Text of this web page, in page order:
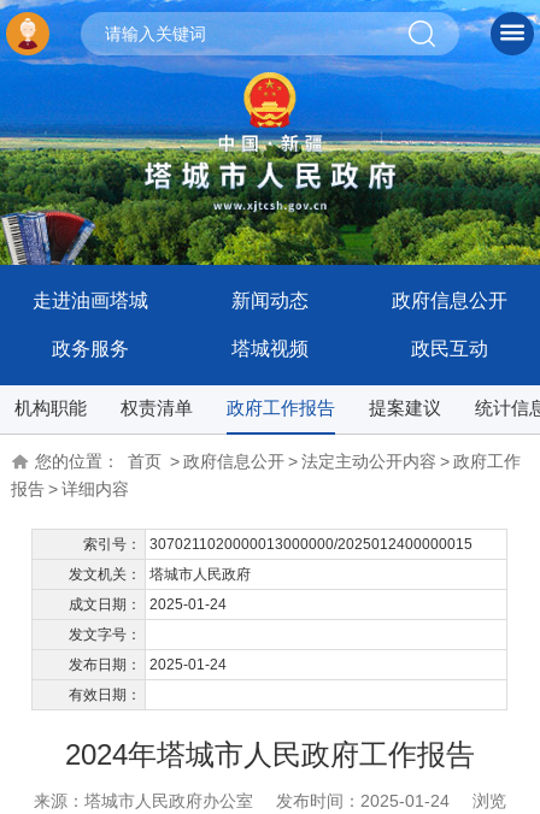
走进油画塔城 新闻动态 政府信息公开
政务服务 塔城视频 政民互动
机构职能 权责清单 政府工作报告 提案建议 统计信
您的位置： 首页 >政府信息公开>法定主动公开内容 >政府工作
报告>详细内容
索引号：
3070211020000013000000/2025012400000015
发文机关：
塔城市人民政府
成文日期：
2025-01-24
发文字号：
发布日期：
2025-01-24
有效日期：
2024年塔城市人民政府工作报告
来源：塔城市人民政府办公室 发布时间：2025-01-24
浏览